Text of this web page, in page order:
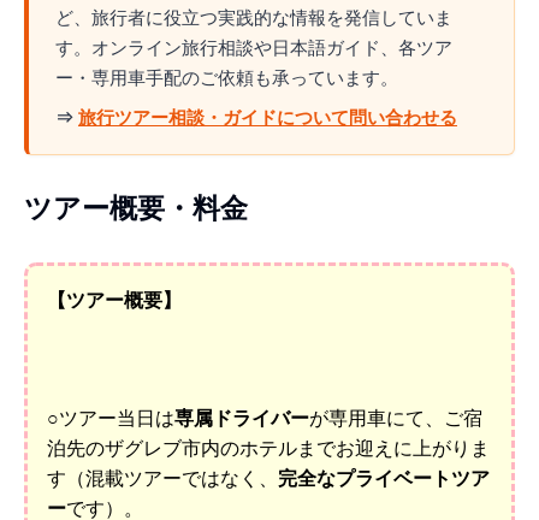
ど、旅行者に役立つ実践的な情報を発信していま
す。オンライン旅行相談や日本語ガイド、各ツア
ー・専用車手配のご依頼も承っています。
⇒ 旅行ツアー相談・ガイドについて問い合わせる
ツアー概要・料金
【ツアー概要】
○ツアー当日は専属ドライバーが専用車にて、ご宿
泊先のザグレブ市内のホテルまでお迎えに上がりま
す（混載ツアーではなく、 完全なプライベートツア
ーです）。